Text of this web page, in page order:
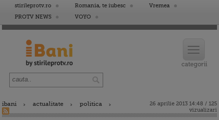
stirileprotv.ro Romania, te iubesc
Vremea
PROTV NEWS
VOYO
ibani actualitate politica
26 aprilie 2013 14:48 / 125
vizualizari